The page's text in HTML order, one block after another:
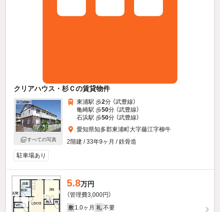
クリアハウス・杉Ｃの賃貸物件
すべての写真
東浦駅 歩2分 （武豊線）
亀崎駅 歩50分 （武豊線）
石浜駅 歩50分 （武豊線）
愛知県知多郡東浦町大字藤江字柳牛
2階建 / 33年9ヶ月 / 鉄骨造
駐車場あり
5.8万円
（管理費3,000円）
敷 1.0ヶ月 礼 不要